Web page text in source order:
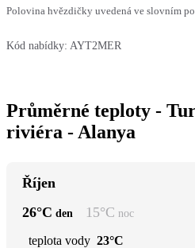
Polovina hvězdičky uvedená ve slovním
Kód nabídky: AYT2MER
Průměrné teploty -
riviéra - Alanya
Říjen
26°C den 15°C noc
teplota vody 23°C